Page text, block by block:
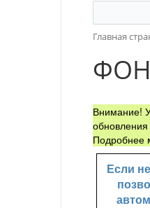
Главная
Внимание!
обновления
Подробнее
Если